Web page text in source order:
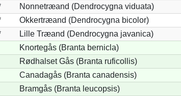
Nonnetræand (Dendrocygna viduata)
Okkertræand (Dendrocygna bicolor)
Lille Træand (Dendrocygna javanica)
Knortegås (Branta bernicla)
Rødhalset Gås (Branta ruficollis)
Canadagås (Branta canadensis)
Bramgås (Branta leucopsis)